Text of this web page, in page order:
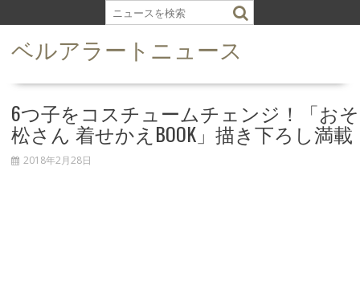
k
ベルアラートニュース
6つ子をコスチュームチェンジ！「おそ
松さん 着せかえBOOK」描き下ろし満載
2018年2月28日